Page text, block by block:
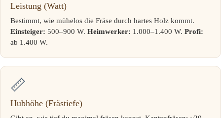
Leistung (Watt)
Bestimmt, wie mühelos die Fräse durch hartes Holz kommt.
Einsteiger: 500–900 W. Heimwerker: 1.000–1.400 W. Profi:
ab 1.400 W.
📏
Hubhöhe (Frästiefe)